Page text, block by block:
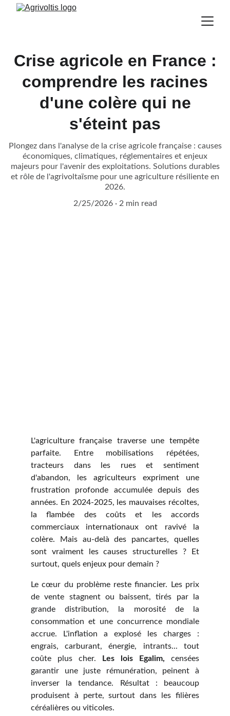
Crise agricole en France :
comprendre les racines
d'une colère qui ne
s'éteint pas
Plongez dans l'analyse de la crise agricole française : causes
économiques, climatiques, réglementaires et enjeux
majeurs pour l'avenir des exploitations. Solutions durables
et rôle de l'agrivoltaïsme pour une agriculture résiliente en
2026.
2/25/2026
2 min read
L'agriculture française traverse une tempête
parfaite. Entre mobilisations répétées,
tracteurs dans les rues et sentiment
d'abandon, les agriculteurs expriment une
frustration profonde accumulée depuis des
années. En 2024-2025, les mauvaises récoltes,
la flambée des coûts et les accords
commerciaux internationaux ont ravivé la
colère. Mais au-delà des pancartes, quelles
sont vraiment les causes structurelles ? Et
surtout, quels enjeux pour demain ?
Le cœur du problème reste financier. Les prix
de vente stagnent ou baissent, tirés par la
grande distribution, la morosité de la
consommation et une concurrence mondiale
accrue. L'inflation a explosé les charges :
engrais, carburant, énergie, intrants... tout
coûte plus cher.
Les lois Egalim, censées
garantir une juste rémunération, peinent à
inverser la tendance. Résultat : beaucoup
produisent à perte, surtout dans les filières
céréalières ou viticoles.